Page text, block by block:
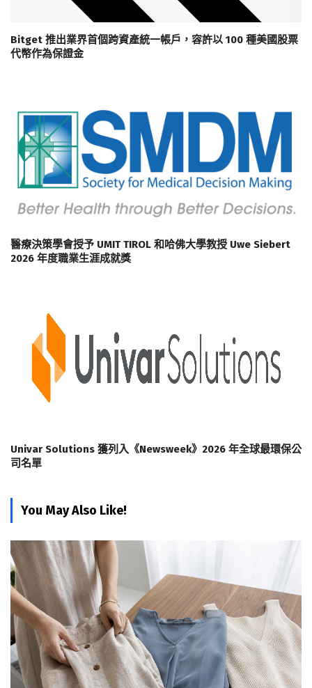
Bitget 推出業界首個跨資產統一帳戶，容許以 100 種美國股票
代幣作為保證金
醫療決策學會授予 UMIT TIROL 和哈佛大學教授 Uwe Siebert
2026 年度職業生涯成就獎
Univar Solutions 獲列入《Newsweek》2026 年全球最環保公
司名單
You May Also Like!